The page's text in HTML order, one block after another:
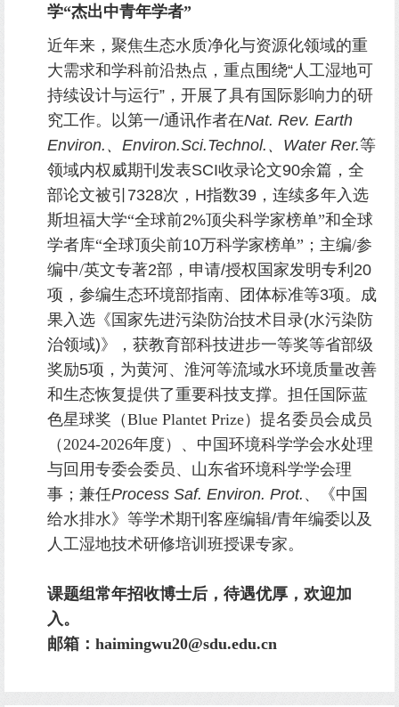
学“杰出中青年学者”
近年来，聚焦生态水质净化与资源化领域的重
大需求和学科前沿热点，重点围绕“人工湿地可
持续设计与运行” ，开展了具有国际影响力的研
究工作。以第一/通讯作者在Nat. Rev. Earth
Environ. 、 Environ.Sci.Technol. 、 Water Rer.等
领域内权威期刊发表SCI收录论文90余篇，全
部论文被引 7328次， H指数39 ，连续多年入选
斯坦福大学“全球前2%顶尖科学家榜单”和全球
学者库“全球顶尖前10万科学家榜单” ；主编/参
编中/英文专著2部，申请/授权国家发明专利 20
项，参编生态环境部指南、团体标准等3项。成
果入选《国家先进污染防治技术目录(水污染防
治领域)》，获教育部科技进步一等奖等省部级
奖励5项，为黄河、淮河等流域水环境质量改善
和生态恢复提供了重要科技支撑。担任国际蓝
色星球奖（Blue Plantet Prize）提名委员会成员
（2024-2026年度）、 中国环境科学学会水处理
与回用专委会委员、山东省环境科学学会理
事；兼任Process Saf. Environ. Prot. 、《中国
给水排水》等学术期刊客座编辑/青年编委以及
人工湿地技术研修培训班授课专家。
课题组常年招收博士后，待遇优厚，欢迎加
入。
邮箱：haimingwu20@sdu.edu.cn